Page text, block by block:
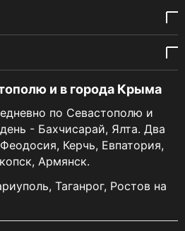
и в города Крыма
по Севастополю и
- Бахчисарай, Ялта. Два
Керчь, Евпатория,
Армянск.
Таганрог, Ростов на